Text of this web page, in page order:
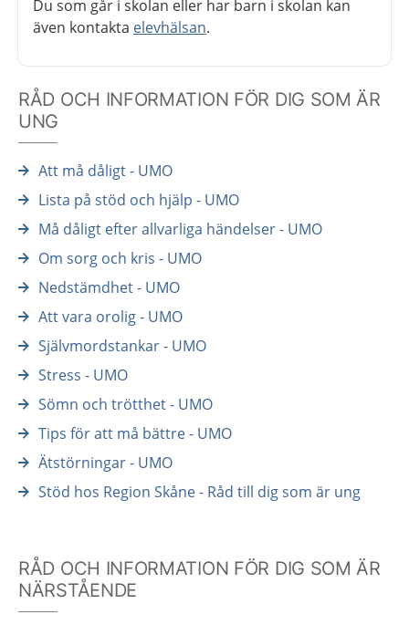
Du som går i skolan eller har barn i skolan kan
även kontakta elevhälsan.
RÅD OCH INFORMATION FÖR DIG SOM ÄR
UNG
Att må dåligt - UMO
Lista på stöd och hjälp - UMO
Må dåligt efter allvarliga händelser - UMO
Om sorg och kris - UMO
Nedstämdhet - UMO
Att vara orolig - UMO
Självmordstankar - UMO
Stress - UMO
Sömn och trötthet - UMO
Tips för att må bättre - UMO
Ätstörningar - UMO
Stöd hos Region Skåne - Råd till dig som är ung
RÅD OCH INFORMATION FÖR DIG SOM ÄR
NÄRSTÅENDE